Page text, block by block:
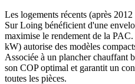
Les logements récents (après
Sur Loing bénéficient d'une
maximise le rendement de la
kW) autorise des modèles
Associée à un plancher chauffant
son COP optimal et garantit un
toutes les pièces.